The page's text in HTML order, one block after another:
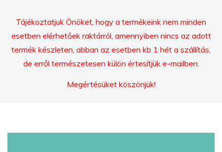
Tájékoztatjuk Önöket, hogy a termékeink nem minden
esetben elérhetőek raktárról, amennyiben nincs az adott
termék készleten, abban az esetben kb 1 hét a szállítás,
de erről természetesen külön értesítjük e-mailben.
Megértésüket köszönjük!